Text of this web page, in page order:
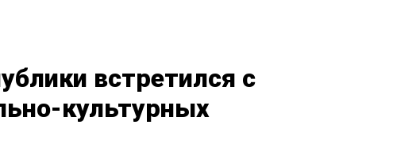
встретился с
культурных